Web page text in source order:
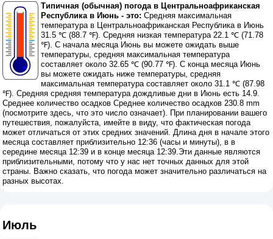
Типичная (обычная) погода в Центральноафриканская
Республика в Июнь - это: Средняя максимальная
температура в Центральноафриканская Республика в Июнь
31.5 ℃ (88.7 ℉). Средняя низкая температура 22.1 ℃ (71.78
℉). С начала месяца Июнь вы можете ожидать выше
температуры, средняя максимальная температура
составляет около 32.65 ℃ (90.77 ℉). С конца месяца Июнь
вы можете ожидать ниже температуры, средняя
максимальная температура составляет около 31.1 ℃ (87.98
℉). Средняя средняя температура дождливые дни в Июнь есть 14.9.
Среднее количество осадков Среднее количество осадков 230.8 mm
(посмотрите здесь, что это число означает). При планировании вашего
путешествия, пожалуйста, имейте в виду, что фактическая погода
может отличаться от этих средних значений. Длина дня в начале этого
месяца составляет приблизительно 12:36 (часы и минуты), в в
середине месяца 12:39 и в конце месяца 12:39.Эти данные являются
приблизительными, потому что у нас нет точных данных для этой
страны. Важно сказать, что погода может значительно различаться на
разных высотах.
Июль